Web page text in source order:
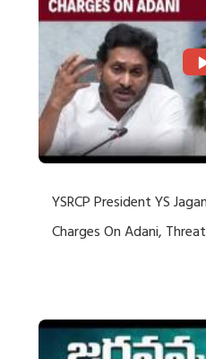
YSRCP President YS
Charges On Adani,